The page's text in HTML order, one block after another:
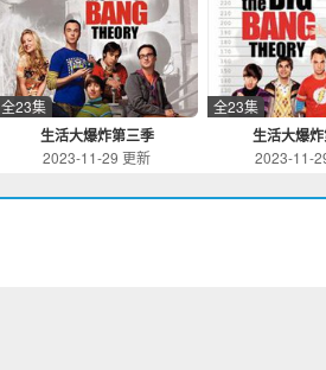
生活大爆炸第三季
全23集
2023-11-29 更新
生活大爆
全23集
2023-11-